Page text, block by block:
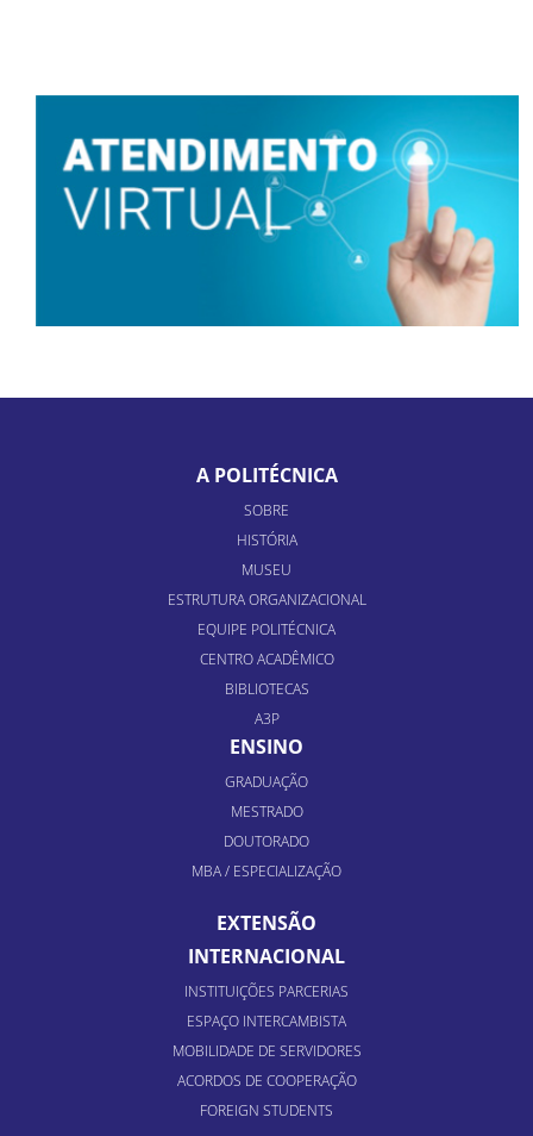
A POLITÉCNICA
SOBRE
HISTÓRIA
MUSEU
ESTRUTURA ORGANIZACIONAL
EQUIPE POLITÉCNICA
CENTRO ACADÊMICO
BIBLIOTECAS
A3P
ENSINO
GRADUAÇÃO
MESTRADO
DOUTORADO
MBA / ESPECIALIZAÇÃO
EXTENSÃO
INTERNACIONAL
INSTITUIÇÕES PARCERIAS
ESPAÇO INTERCAMBISTA
MOBILIDADE DE SERVIDORES
ACORDOS DE COOPERAÇÃO
FOREIGN STUDENTS